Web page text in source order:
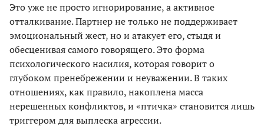
Это уже не просто игнорирование, а активное
отталкивание. Партнер не только не поддерживает
эмоциональный жест, но и атакует его, стыдя и
обесценивая самого говорящего. Это форма
психологического насилия, которая говорит о
глубоком пренебрежении и неуважении. В таких
отношениях, как правило, накоплена масса
нерешенных конфликтов, и «птичка» становится лишь
триггером для выплеска агрессии.